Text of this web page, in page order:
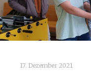
17. Dezember 2021